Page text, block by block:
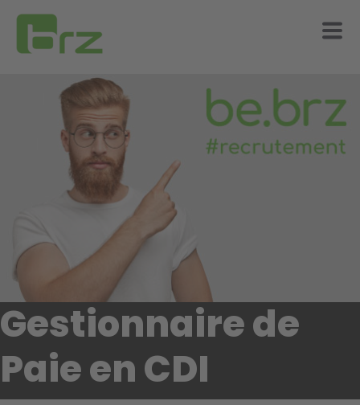
Gestionnaire de
Paie en CDI